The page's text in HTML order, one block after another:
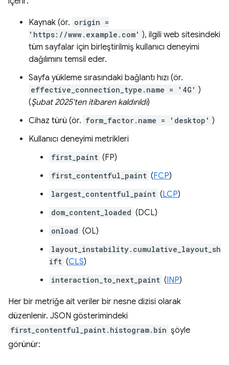
Kaynak (ör. origin =
'https://www.example.com' ), ilgili web sitesindeki
tüm sayfalar için birleştirilmiş kullanıcı deneyimi
dağılımını temsil eder.
Sayfa yükleme sırasındaki bağlantı hızı (ör.
effective_connection_type.name = '4G' )
(Şubat 2025'ten itibaren kaldırıldı)
Cihaz türü (ör. form_factor.name = 'desktop' )
Kullanıcı deneyimi metrikleri
first_paint (FP)
first_contentful_paint (FCP)
largest_contentful_paint (LCP)
dom_content_loaded (DCL)
onload (OL)
layout_instability.cumulative_layout_sh
ift (CLS)
interaction_to_next_paint (INP)
Her bir metriğe ait veriler bir nesne dizisi olarak
düzenlenir. JSON gösterimindeki
first_contentful_paint.histogram.bin şöyle
görünür: